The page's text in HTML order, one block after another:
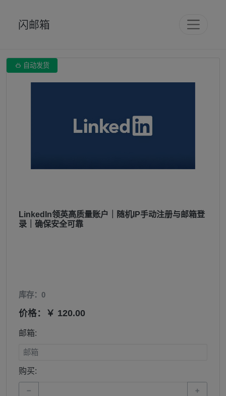
闪邮箱
 自动发货
LinkedIn领英高质量账户｜随机IP手动注册与邮箱登
录｜确保安全可靠
库存：0
价格：￥ 120.00
邮箱:
购买:
− +